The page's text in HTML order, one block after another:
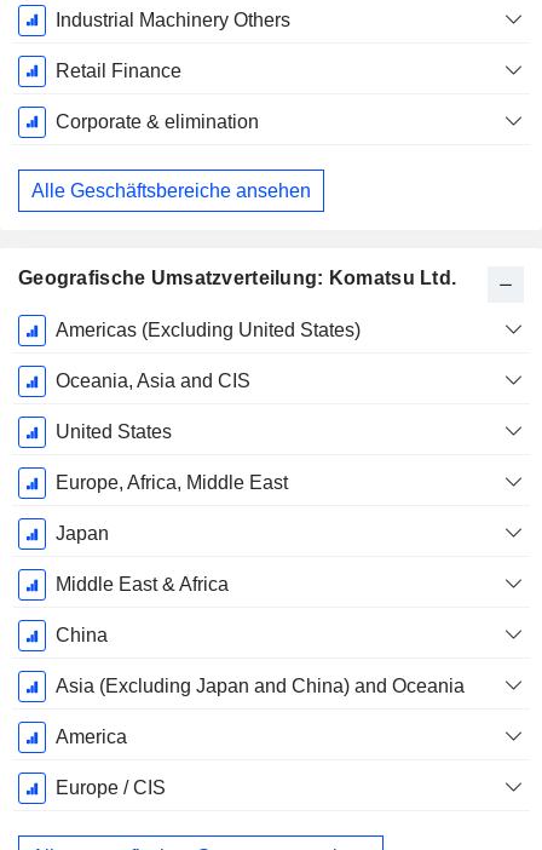
März
Industrial Machinery Others
Retail Finance
Corporate & elimination
Alle Geschäftsbereiche ansehen
Geografische Umsatzverteilung: Komatsu Ltd.
Ende d.
Geschäftsjahres:
März
Americas (Excluding United States)
Oceania, Asia and CIS
United States
Europe, Africa, Middle East
Japan
Middle East & Africa
China
Asia (Excluding Japan and China) and Oceania
America
Europe / CIS